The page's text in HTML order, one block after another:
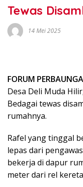
Tewas
14 Mei 2025
FORUM
Desa Deli Muda
Bedagai tewas
rumahnya.
Rafel yang tinggal
lepas dari
bekerja di dapur
meter dari rel